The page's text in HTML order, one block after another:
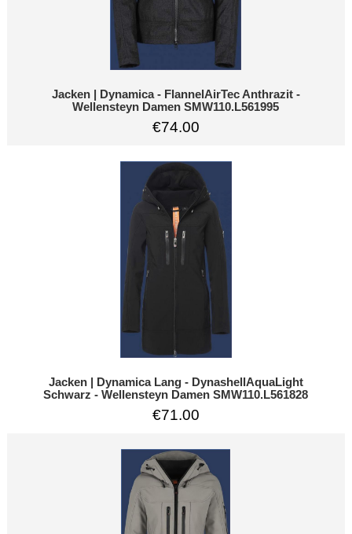
Jacken | Dynamica - FlannelAirTec Anthrazit -
Wellensteyn Damen SMW110.L561995
€74.00
Jacken | Dynamica Lang - DynashellAquaLight
Schwarz - Wellensteyn Damen SMW110.L561828
€71.00